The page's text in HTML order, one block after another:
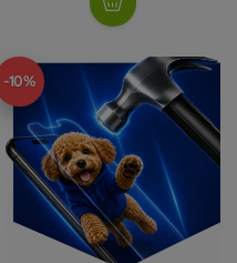
-10%